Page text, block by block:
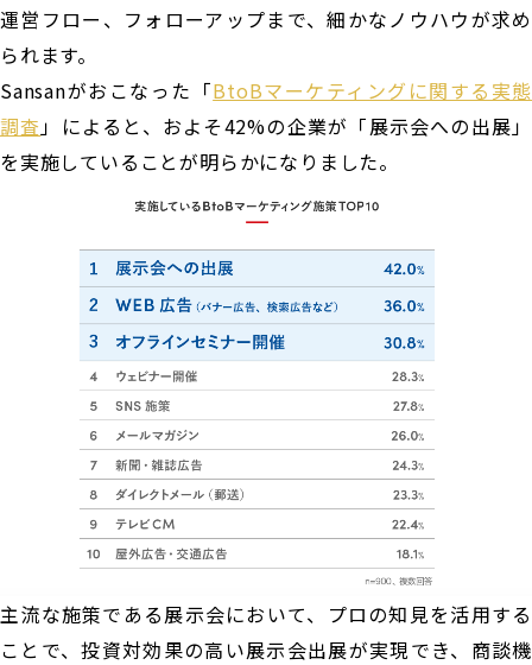
運営フロー、フォローアップまで、細かなノウハウが求め
られます。
Sansanがおこなった「BtoBマーケティングに関する実態
調査」によると、およそ42%の企業が「展示会への出展」
を実施していることが明らかになりました。
主流な施策である展示会において、プロの知見を活用する
ことで、投資対効果の高い展示会出展が実現でき、商談機